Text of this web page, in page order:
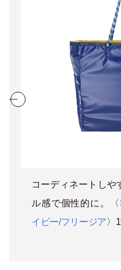
コーディネートしや
ル感で個性的に。〈
イビー/フリージア〉